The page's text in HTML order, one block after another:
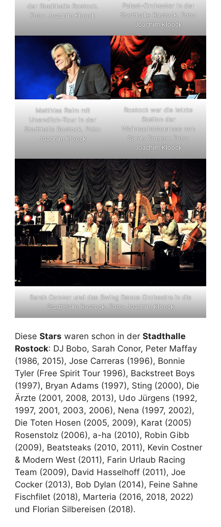
der Stadthalle Rostock.
Foto: Joachim Kloock
Palast-Orchester in der
Stadthalle Rostock. Foto:
Joachim Kloock
Matthias Reim mit
Unendlich-Tour in der
Stadthalle Rostock. Foto:
Joachim Kloock
Rostock war die letzte
Station der
Weihnachtstournee von
Sarah Connor. Foto:
Joachim Kloock
Sarah Connor und das Swing Dance Orchestra in die
StadtHalle Rostock. Foto: Joachim Kloock
Diese Stars waren schon in der Stadthalle
Rostock: DJ Bobo, Sarah Conor, Peter Maffay
(1986, 2015), Jose Carreras (1996), Bonnie
Tyler (Free Spirit Tour 1996), Backstreet Boys
(1997), Bryan Adams (1997), Sting (2000), Die
Ärzte (2001, 2008, 2013), Udo Jürgens (1992,
1997, 2001, 2003, 2006), Nena (1997, 2002),
Die Toten Hosen (2005, 2009), Karat (2005)
Rosenstolz (2006), a-ha (2010), Robin Gibb
(2009), Beatsteaks (2010, 2011), Kevin Costner
& Modern West (2011), Farin Urlaub Racing
Team (2009), David Hasselhoff (2011), Joe
Cocker (2013), Bob Dylan (2014), Feine Sahne
Fischfilet (2018), Marteria (2016, 2018, 2022)
und Florian Silbereisen (2018).